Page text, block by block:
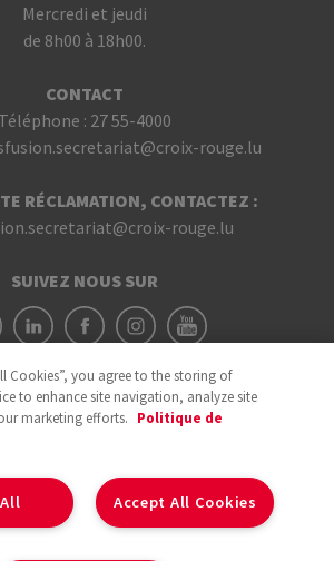
Mercredi et jeudi
de 8h00 à 18h00.
CONTACT
Téléphone : 27 55-4000
rouge.lu
RÉCLAMATION, CONTACTEZ :
rouge.lu
SUIVEZ NOUS SUR
Cookies”, you agree to the storing of
to enhance site navigation, analyze site
marketing efforts. Politique de
Accept All Cookies